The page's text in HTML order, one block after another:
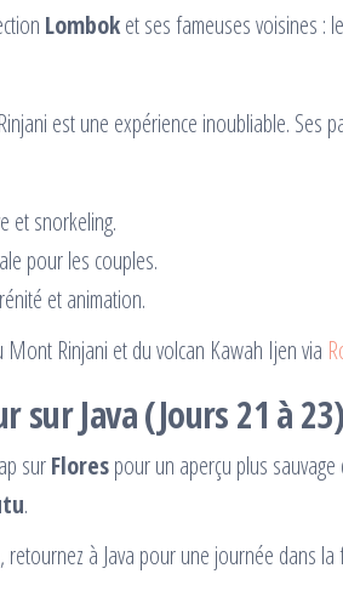
Lomboket ses fameuses voisines :
est une expérience inoubliable. Ses
et snorkeling.
pour les couples.
et animation.
Rinjani et du volcan Kawah Ijen via
sur Java (Jours 21 à 23)
surFlorespour un aperçu plus
.
à Java pour une journée dans